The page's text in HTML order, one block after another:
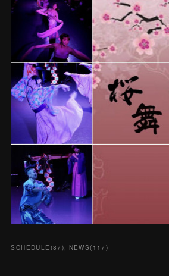
SCHEDULE (87 ) NEWS( 117 )